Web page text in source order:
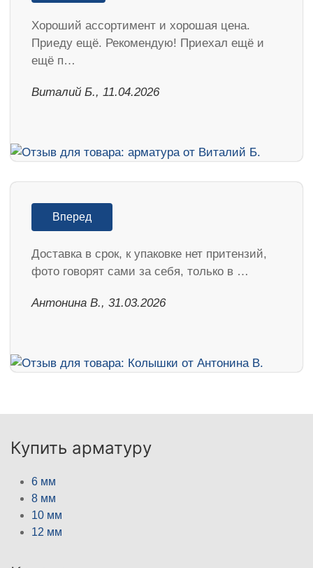
Хороший ассортимент и хорошая цена.
Приеду ещё. Рекомендую! Приехал ещё и
ещё п…
Виталий Б., 11.04.2026
Вперед
Доставка в срок, к упаковке нет притензий,
фото говорят сами за себя, только в …
Антонина В., 31.03.2026
Купить арматуру
6 мм
8 мм
10 мм
12 мм